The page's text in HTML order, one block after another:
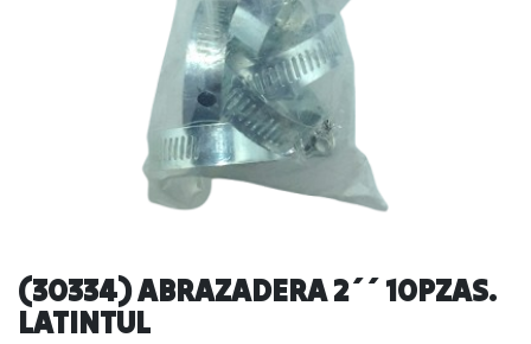
(30334) ABRAZADERA 2´´ 10PZAS.
LATINTUL